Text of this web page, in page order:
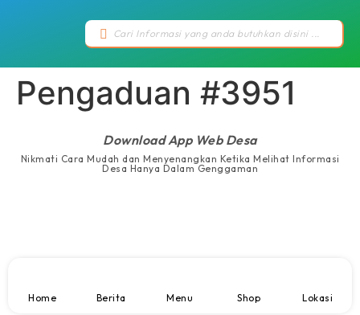
Pengaduan #3951
Download App Web Desa
Nikmati Cara Mudah dan Menyenangkan Ketika Melihat Informasi
Desa Hanya Dalam Genggaman
Home Berita Menu Shop Lokasi